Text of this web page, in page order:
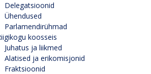
Delegatsioonid
Ühendused
Parlamendirühmad
koosseis
Juhatus ja liikmed
Alatised ja erikomisjonid
Fraktsioonid